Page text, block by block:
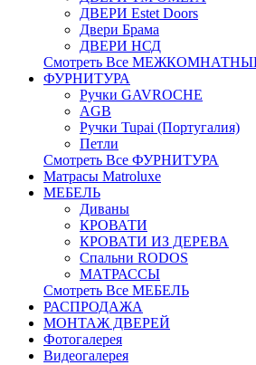
ДВЕРИ Estet Doors
Двери Брама
ДВЕРИ НСД
Смотреть Все
ФУРНИТУРА
Ручки GAVROCHE
AGB
Ручки Tupai (Португалия)
Петли
Смотреть Все ФУРНИТУРА
Матрасы Matroluxe
МЕБЕЛЬ
Диваны
КРОВАТИ
КРОВАТИ ИЗ ДЕРЕВА
Спальни RODOS
МАТРАССЫ
Смотреть Все МЕБЕЛЬ
РАСПРОДАЖА
МОНТАЖ ДВЕРЕЙ
Фотогалерея
Видеогалерея